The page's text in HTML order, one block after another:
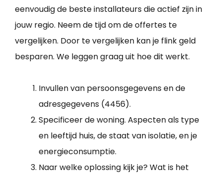
eenvoudig de beste installateurs die actief zijn in
jouw regio. Neem de tijd om de offertes te
vergelijken. Door te vergelijken kan je flink geld
besparen. We leggen graag uit hoe dit werkt.
Invullen van persoonsgegevens en de
adresgegevens (4456).
Specificeer de woning. Aspecten als type
en leeftijd huis, de staat van isolatie, en je
energieconsumptie.
Naar welke oplossing kijk je? Wat is het